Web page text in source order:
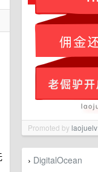
Promoted bylaojuelv
› DigitalOcean